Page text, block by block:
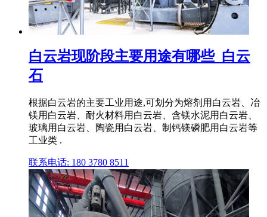
白云岩现阶段主要用途有哪些_白云
石
根据白云岩的主要工业用途,可划分为熔剂用白云岩、冶
镁用白云岩、耐火材料用白云岩、含镁水泥用白云岩、
玻璃用白云岩、陶瓷用白云岩、制钙镁磷肥用白云岩等
工业类 .
联系电话: 180 3780 8511